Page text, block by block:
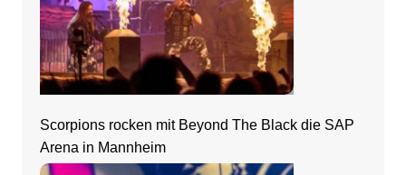
Scorpions rocken mit Beyond The Black die SAP
Arena in Mannheim